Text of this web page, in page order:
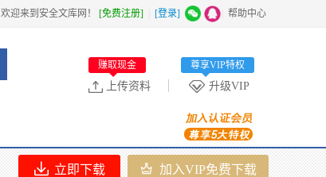
欢迎来到安全文库网！ [免费注册] [登录] 帮助中心
升级VIP
尊享VIP特权
上传资料
赚取现金
立即下载 加入VIP免费下载